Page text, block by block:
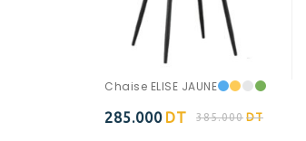
Chaise ELISE JAUNE
385.000 DT
285.000 DT